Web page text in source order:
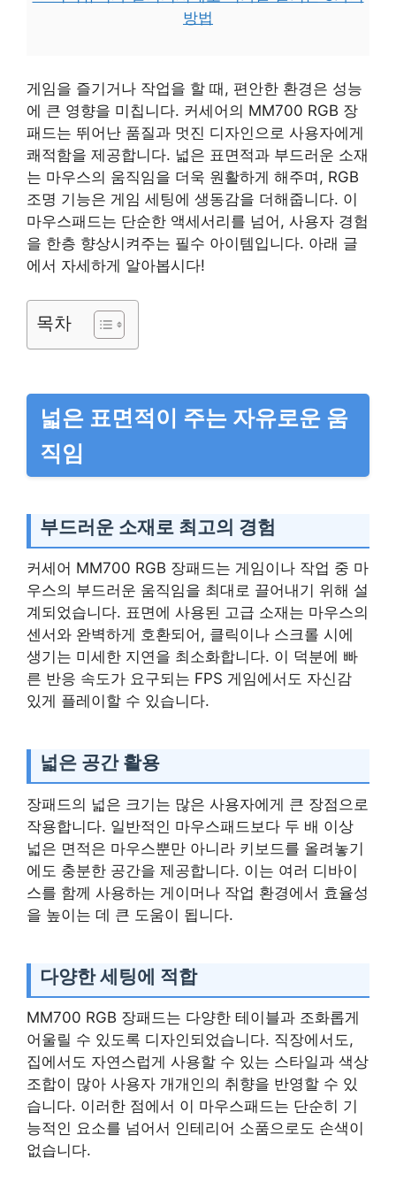
방법
게임을 즐기거나 작업을 할 때, 편안한 환경은 성능
에 큰 영향을 미칩니다. 커세어의 MM700 RGB 장
패드는 뛰어난 품질과 멋진 디자인으로 사용자에게
쾌적함을 제공합니다. 넓은 표면적과 부드러운 소재
는 마우스의 움직임을 더욱 원활하게 해주며, RGB
조명 기능은 게임 세팅에 생동감을 더해줍니다. 이
마우스패드는 단순한 액세서리를 넘어, 사용자 경험
을 한층 향상시켜주는 필수 아이템입니다. 아래 글
에서 자세하게 알아봅시다!
목차
넓은 표면적이 주는 자유로운 움
직임
부드러운 소재로 최고의 경험
커세어 MM700 RGB 장패드는 게임이나 작업 중 마
우스의 부드러운 움직임을 최대로 끌어내기 위해 설
계되었습니다. 표면에 사용된 고급 소재는 마우스의
센서와 완벽하게 호환되어, 클릭이나 스크롤 시에
생기는 미세한 지연을 최소화합니다. 이 덕분에 빠
른 반응 속도가 요구되는 FPS 게임에서도 자신감
있게 플레이할 수 있습니다.
넓은 공간 활용
장패드의 넓은 크기는 많은 사용자에게 큰 장점으로
작용합니다. 일반적인 마우스패드보다 두 배 이상
넓은 면적은 마우스뿐만 아니라 키보드를 올려놓기
에도 충분한 공간을 제공합니다. 이는 여러 디바이
스를 함께 사용하는 게이머나 작업 환경에서 효율성
을 높이는 데 큰 도움이 됩니다.
다양한 세팅에 적합
MM700 RGB 장패드는 다양한 테이블과 조화롭게
어울릴 수 있도록 디자인되었습니다. 직장에서도,
집에서도 자연스럽게 사용할 수 있는 스타일과 색상
조합이 많아 사용자 개개인의 취향을 반영할 수 있
습니다. 이러한 점에서 이 마우스패드는 단순히 기
능적인 요소를 넘어서 인테리어 소품으로도 손색이
없습니다.